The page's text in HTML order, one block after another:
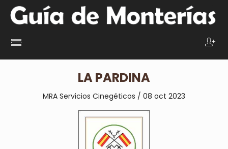
LA PARDINA
MRA Servicios Cinegéticos / 08 oct 2023